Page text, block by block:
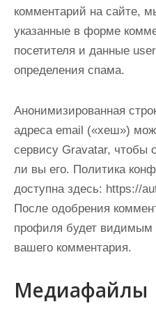
комментарий на сайте,
указанные в форме
посетителя и данные
определения спама.
Анонимизированная
адреса email («хеш»)
сервису Gravatar, чтобы
ли вы его. Политика
доступна здесь: https://
После одобрения
профиля будет видимым
вашего комментария.
Медиафайлы